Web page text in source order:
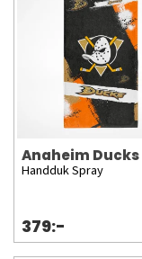
Anaheim Ducks
Handduk Spray
379:-